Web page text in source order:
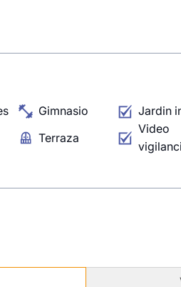
Gimnasio Jardin
Terraza
Video